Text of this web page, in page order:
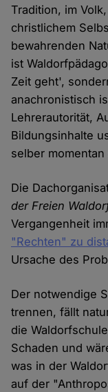
Tradition, im
christlichem
bewahrenden
ist
Zeit geht',
anachronistisch
Lehrerautorität,
Bildungsinhalte
selber
Die
der Freien
Vergangenheit
"Rechten" zu
Ursache des
Der notwendige
trennen, fällt
die
Schaden und
was in der
auf der